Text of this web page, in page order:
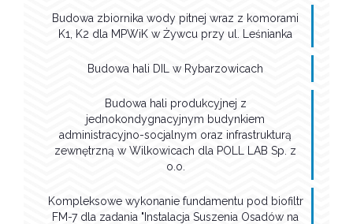
Budowa zbiornika wody pitnej wraz z komorami
K1, K2 dla MPWiK w Żywcu przy ul. Leśnianka
Budowa hali DIL w Rybarzowicach
Budowa hali produkcyjnej z
jednokondygnacyjnym budynkiem
administracyjno-socjalnym oraz infrastrukturą
zewnętrzną w Wilkowicach dla POLL LAB Sp. z
o.o.
Kompleksowe wykonanie fundamentu pod biofiltr
FM-7 dla zadania "Instalacja Suszenia Osadów na